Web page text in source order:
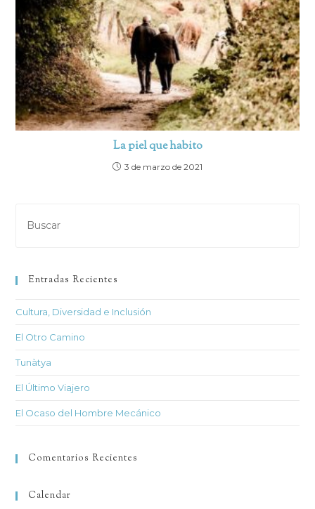
La piel que habito
3 de marzo de 2021
Entradas Recientes
Cultura, Diversidad e Inclusión
El Otro Camino
Tunàtya
El Último Viajero
El Ocaso del Hombre Mecánico
Comentarios Recientes
Calendar